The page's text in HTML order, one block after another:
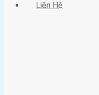
Liên Hệ